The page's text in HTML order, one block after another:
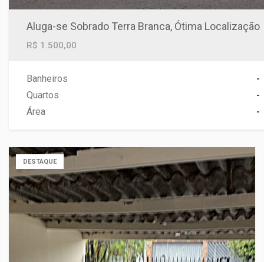
Aluga-se Sobrado Terra Branca, Ótima Localização
R$ 1.500,00
Banheiros
-
Quartos
-
Área
-
DESTAQUE